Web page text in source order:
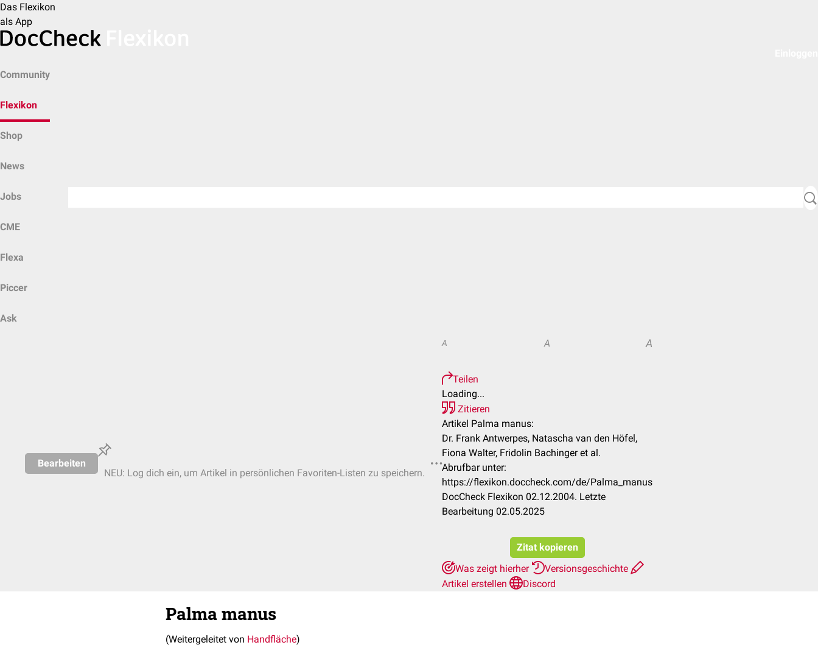
Das Flexikon
als App
Community
Flexikon
Shop
News
Jobs
CME
Flexa
Piccer
Ask
Bearbeiten
NEU: Log dich ein, um Artikel in persönlichen Favoriten-Listen zu speichern.
A A A
Teilen
Loading...
Zitieren
Artikel Palma manus:
Dr. Frank Antwerpes, Natascha van den Höfel,
Fiona Walter, Fridolin Bachinger et al.
Abrufbar unter:
https://flexikon.doccheck.com/de/Palma_manus
DocCheck Flexikon 02.12.2004. Letzte
Bearbeitung 02.05.2025
Zitat kopieren
Was zeigt hierher
Versionsgeschichte
Artikel erstellen
Discord
Palma manus
(Weitergeleitet von Handfläche)